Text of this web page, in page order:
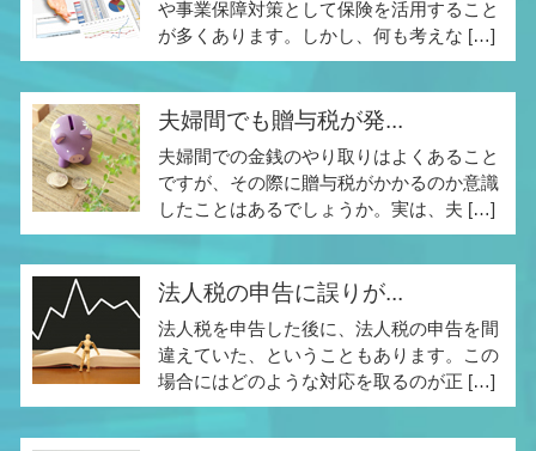
や事業保障対策として保険を活用すること
が多くあります。しかし、何も考えな […]
夫婦間でも贈与税が発...
夫婦間での金銭のやり取りはよくあること
ですが、その際に贈与税がかかるのか意識
したことはあるでしょうか。実は、夫 […]
法人税の申告に誤りが...
法人税を申告した後に、法人税の申告を間
違えていた、ということもあります。この
場合にはどのような対応を取るのが正 […]